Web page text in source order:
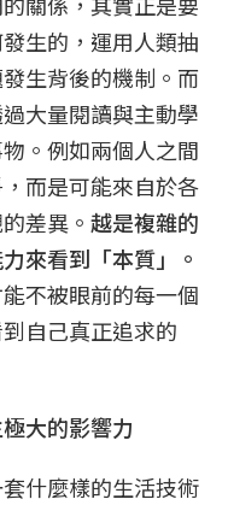
生的，運用人類抽
生背後的機制。而
大量閱讀與主動學
。例如兩個人之間
而是可能來自於各
差異。 越是複雜的
來看到「本質」。
不被眼前的每一個
自己真正追求的
大的影響力
什麼樣的生活技術